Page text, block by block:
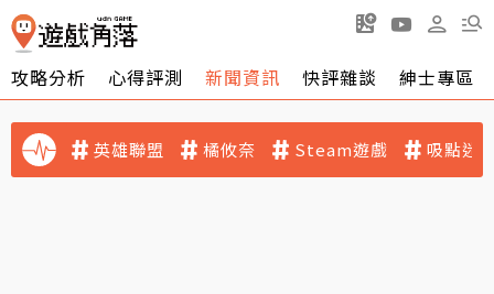
攻略分析 心得評測 新聞資訊 快評雜談 紳士專區
英雄聯盟 橘攸奈 Steam遊戲 吸點迷